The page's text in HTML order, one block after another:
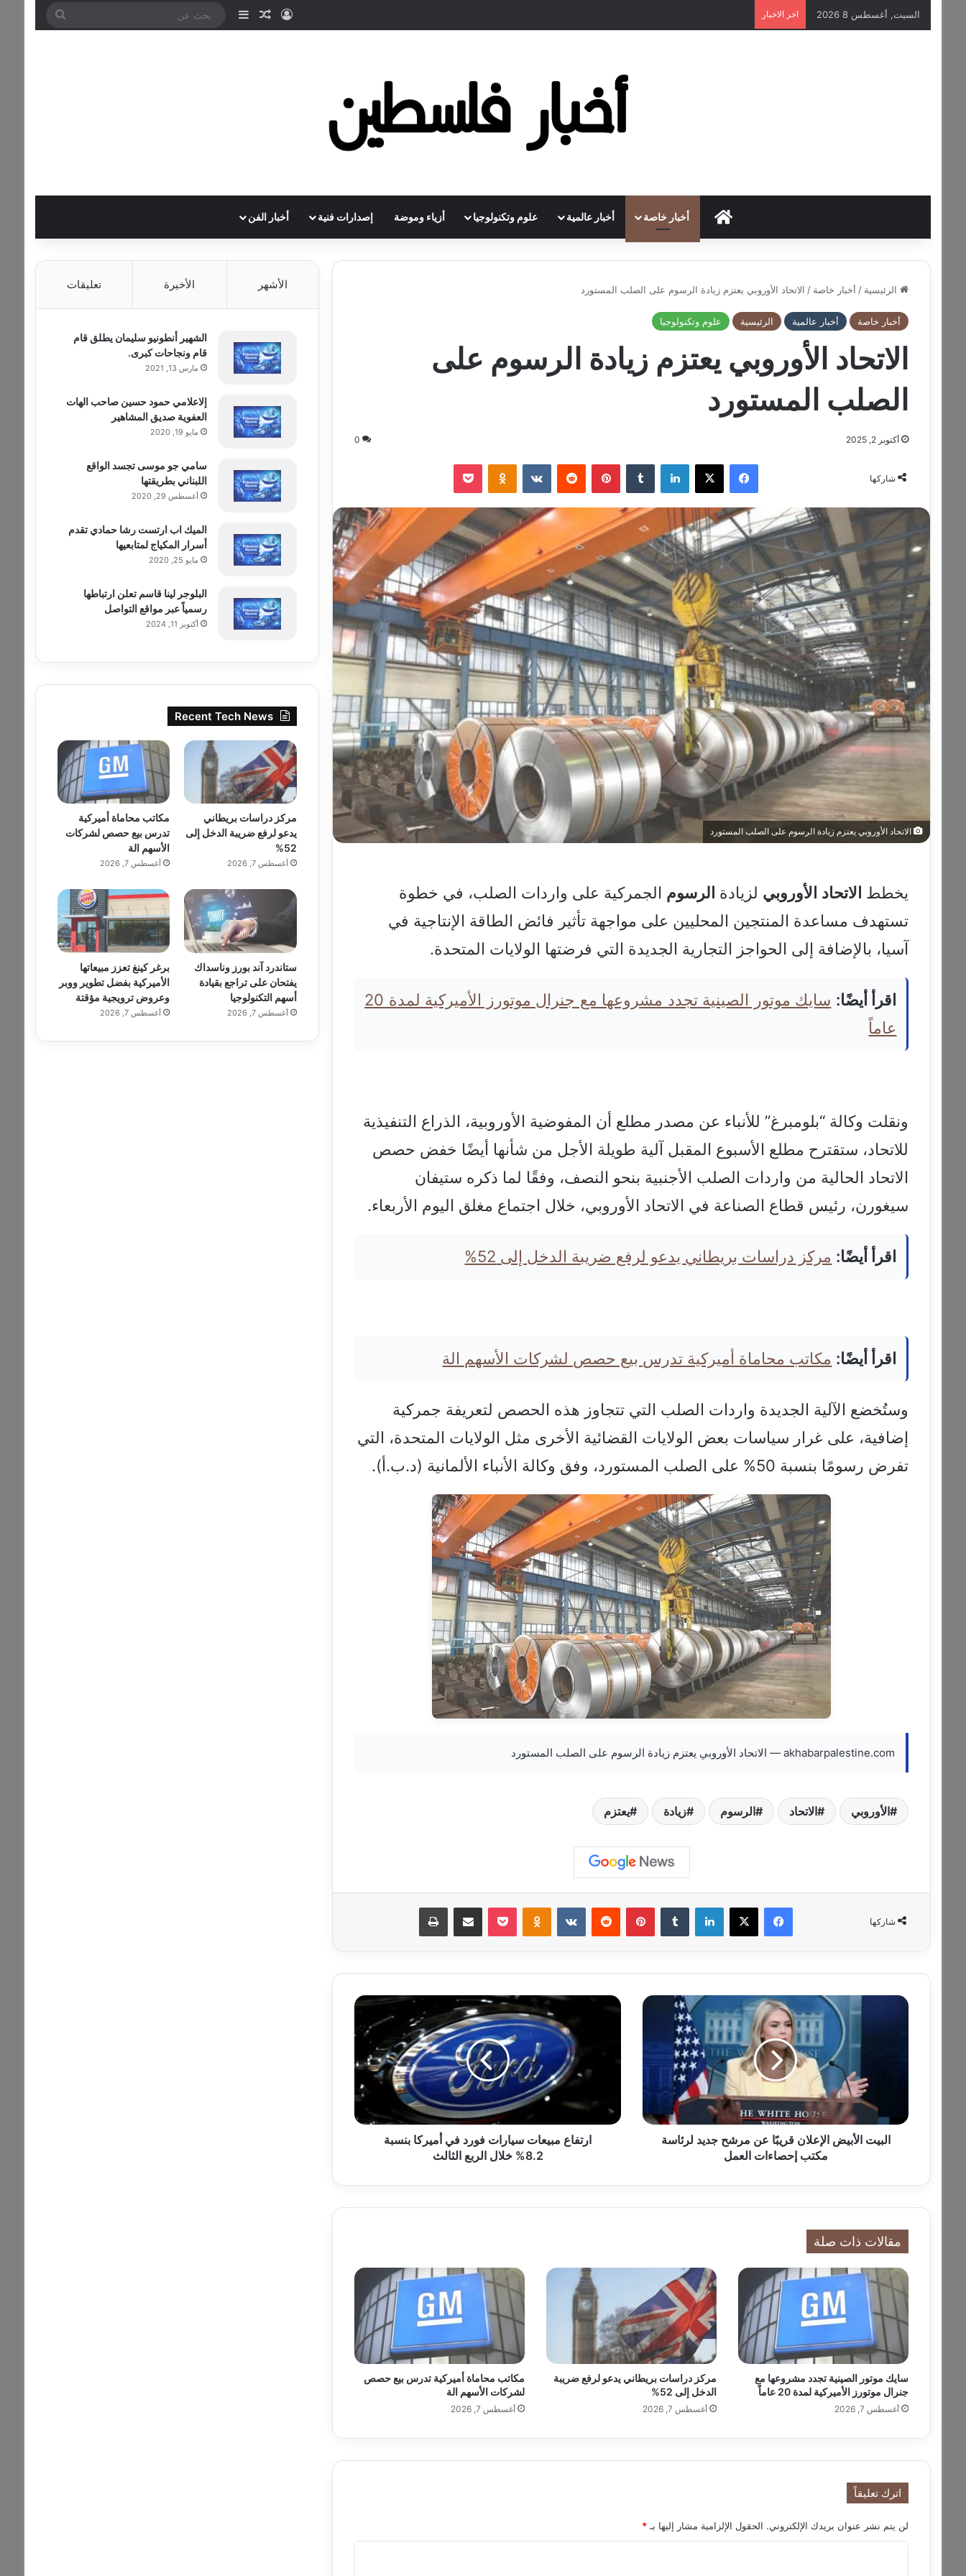
السبت, أغسطس 8 2026 اخر الاخبار تسجيل الدخول
مقال عشوائي
إضافة عمود جانبي
HOMEأخبار خاصة أخبار عالمية علوم وتكنولوجيا أزياء وموضة إصدارات فنية أخبار الفن
الرئيسية / أخبار خاصة / الاتحاد الأوروبي يعتزم زيادة الرسوم على الصلب المستورد
أخبار خاصة أخبار عالمية الرئيسية علوم وتكنولوجيا
الاتحاد الأوروبي يعتزم زيادة الرسوم على
الصلب المستورد
أكتوبر 2, 2025 0
شاركها
فيسبوك ‫X لينكدإن ‏Tumblr بينتيريست ‏Reddit
‏VKontakte
Odnoklassniki
‫Pocket
الاتحاد الأوروبي يعتزم زيادة الرسوم على الصلب المستورد
يخطط الاتحاد الأوروبي لزيادة الرسوم الجمركية على واردات الصلب، في خطوة
تستهدف مساعدة المنتجين المحليين على مواجهة تأثير فائض الطاقة الإنتاجية في
آسيا، بالإضافة إلى الحواجز التجارية الجديدة التي فرضتها الولايات المتحدة.
اقرأ أيضًا:
سايك موتور الصينية تجدد مشروعها مع جنرال موتورز الأميركية لمدة 20
عاماً
ونقلت وكالة “بلومبرغ” للأنباء عن مصدر مطلع أن المفوضية الأوروبية، الذراع التنفيذية
للاتحاد، ستقترح مطلع الأسبوع المقبل آلية طويلة الأجل من شأنها أيضًا خفض حصص
الاتحاد الحالية من واردات الصلب الأجنبية بنحو النصف، وفقًا لما ذكره ستيفان
سيغورن، رئيس قطاع الصناعة في الاتحاد الأوروبي، خلال اجتماع مغلق اليوم الأربعاء.
اقرأ أيضًا: مركز دراسات بريطاني يدعو لرفع ضريبة الدخل إلى 52%
اقرأ أيضًا: مكاتب محاماة أميركية تدرس بيع حصص لشركات الأسهم الة
وستُخضع الآلية الجديدة واردات الصلب التي تتجاوز هذه الحصص لتعريفة جمركية
إضافية، على غرار سياسات بعض الولايات القضائية الأخرى مثل الولايات المتحدة، التي
تفرض رسومًا بنسبة 50% على الصلب المستورد، وفق وكالة الأنباء الألمانية (د.ب.أ).
akhabarpalestine.com — الاتحاد الأوروبي يعتزم زيادة الرسوم على الصلب المستورد
الأوروبي الاتحاد الرسوم زيادة يعتزم
شاركها
فيسبوك ‫X لينكدإن ‏Tumblr بينتيريست ‏Reddit
‏VKontakte
Odnoklassniki
‫Pocket مشاركة عبر البريد طباعة
ا
ب
ل
ل
ق
ر
ي
بً
ع
ن
م
ر
ش
ج
د
ل
ئ
ا
البيت الأبيض الإعلان قريبًا عن مرشح جديد لرئاسة
مكتب إحصاءات العمل
ا
ا
ي
س
ر
د
ف
ي
أ
م
ا
ارتفاع مبيعات سيارات فورد في أميركا بنسبة
8.2% خلال الربع الثالث
مقالات ذات صلة
سايك موتور الصينية تجدد مشروعها مع
جنرال موتورز الأميركية لمدة 20 عاماً
أغسطس 7, 2026
مركز دراسات بريطاني يدعو لرفع ضريبة
الدخل إلى 52%
أغسطس 7, 2026
مكاتب محاماة أميركية تدرس بيع حصص
لشركات الأسهم الة
أغسطس 7, 2026
اترك تعليقاً
لن يتم نشر عنوان بريدك الإلكتروني. الحقول الإلزامية مشار إليها بـ *
الأشهر الأخيرة تعليقات
الشهير أنطونيو سليمان يطلق قام
قام ونجاحات كبرى.
مارس 13, 2021
إلاعلامي حمود حسين صاحب الهات
العفوية صديق المشاهير
مايو 19, 2020
سامي جو موسى تجسد الواقع
اللبناني بطريقتها
أغسطس 29, 2020
الميك اب ارتست رشا حمادي تقدم
أسرار المكياج لمتابعيها
مايو 25, 2020
البلوجر لينا قاسم تعلن ارتباطها
رسمياً عبر مواقع التواصل
أكتوبر 11, 2024
Recent Tech News
مركز دراسات بريطاني
يدعو لرفع ضريبة الدخل إلى
52%
أغسطس 7, 2026
مكاتب محاماة أميركية
تدرس بيع حصص لشركات
الأسهم الة
أغسطس 7, 2026
ستاندرد آند بورز وناسداك
يفتحان على تراجع بقيادة
أسهم التكنولوجيا
أغسطس 7, 2026
برغر كينغ تعزز مبيعاتها
الأميركية بفضل تطوير ووبر
وعروض ترويجية مؤقتة
أغسطس 7, 2026